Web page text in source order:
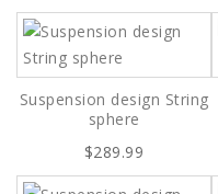
Suspension design String
sphere
$289.99